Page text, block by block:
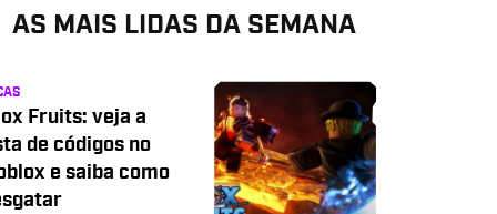
AS MAIS LIDAS DA SEMANA
Fruits: veja a
de códigos no
e saiba como